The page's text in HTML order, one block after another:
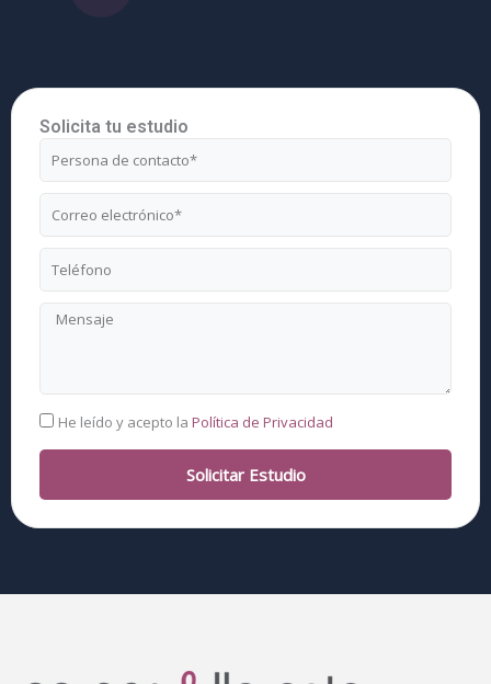
Solicita tu estudio
Nombre
Correo
electrónico
Teléfono
Mensaje
RGPD
He leído y acepto la Política de Privacidad
Solicitar Estudio